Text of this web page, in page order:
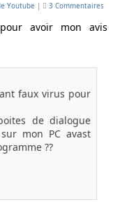
Youtube | 3 Commentaires
avoir mon avis
faux virus pour
de dialogue
mon PC avast
??